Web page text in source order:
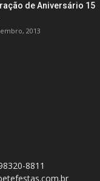
de Aniversário 15
2013
8811